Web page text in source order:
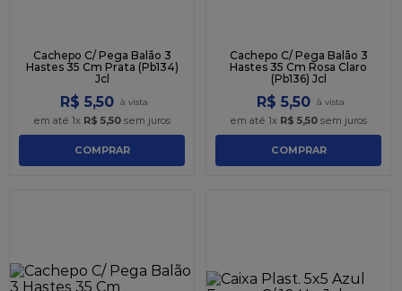
Cachepo C/ Pega Balão 3
Hastes 35 Cm Prata (Pb134)
Jcl
R$ 5,50
em até 1x R$ 5,50 sem juros
COMPRAR
Cachepo C/ Pega Balão 3
Hastes 35 Cm Rosa Claro
(Pb136) Jcl
R$ 5,50
em até 1x R$ 5,50 sem juros
COMPRAR